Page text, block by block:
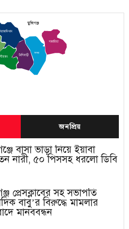
টংগিবাড়ী
সদর
গজারিয়া
মুন্সিগঞ্জ
জনপ্রিয়
বাসা ভাড়া নিয়ে ইয়াবা
নারী, ৫০ পিসসহ ধরলো ডিবি
প্রেসক্লাবের সহ সভাপতি
বাবু’র বিরুদ্ধে মামলার
মানববন্ধন